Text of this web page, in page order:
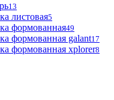
13
листовая5
формованная49
формованная galant17
формованная xplorer8